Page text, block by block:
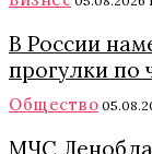
В России
прогулки по
Общество
МЧС